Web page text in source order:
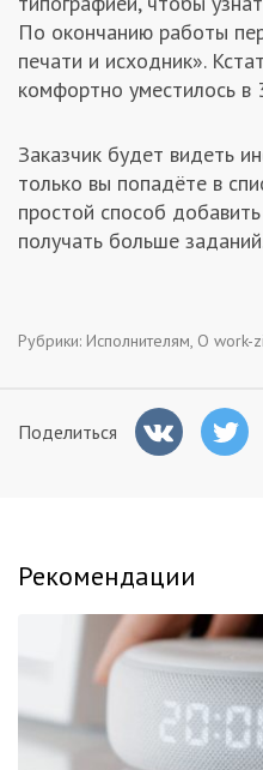
По окончанию работы
печати и исходник».
комфортно уместилось в
Заказчик будет видеть
только вы попадёте в
простой способ
получать больше
Рубрики: Исполнителям О work-
Поделиться
Рекомендации